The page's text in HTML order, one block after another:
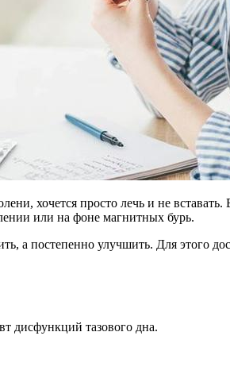
хочется просто лечь и не
или на фоне магнитных бурь.
а постепенно улучшить. Для этого
дисфункций тазового дна.